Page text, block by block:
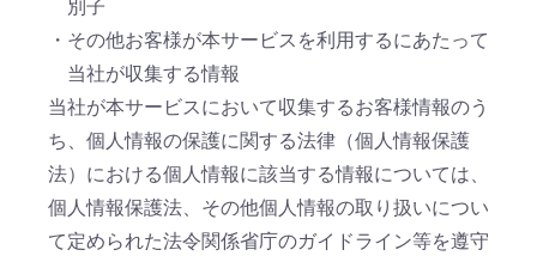
別子
・その他お客様が本サービスを利用するにあたって
当社が収集する情報
当社が本サービスにおいて収集するお客様情報のう
ち、個人情報の保護に関する法律（個人情報保護
法）における個人情報に該当する情報については、
個人情報保護法、その他個人情報の取り扱いについ
て定められた法令関係省庁のガイドライン等を遵守